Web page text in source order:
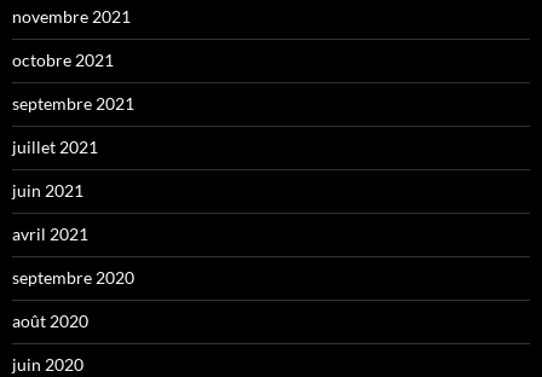
novembre 2021
octobre 2021
septembre 2021
juillet 2021
juin 2021
avril 2021
septembre 2020
août 2020
juin 2020